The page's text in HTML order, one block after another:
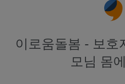
이로움돌봄 - 보호
모님 몸